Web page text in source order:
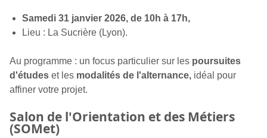
Samedi 31 janvier 2026, de 10h à 17h,
Lieu : La Sucrière (Lyon).
Au programme : un focus particulier sur les poursuites
d'études et les modalités de l'alternance, idéal pour
affiner votre projet.
Salon de l'Orientation et des Métiers
(SOMet)